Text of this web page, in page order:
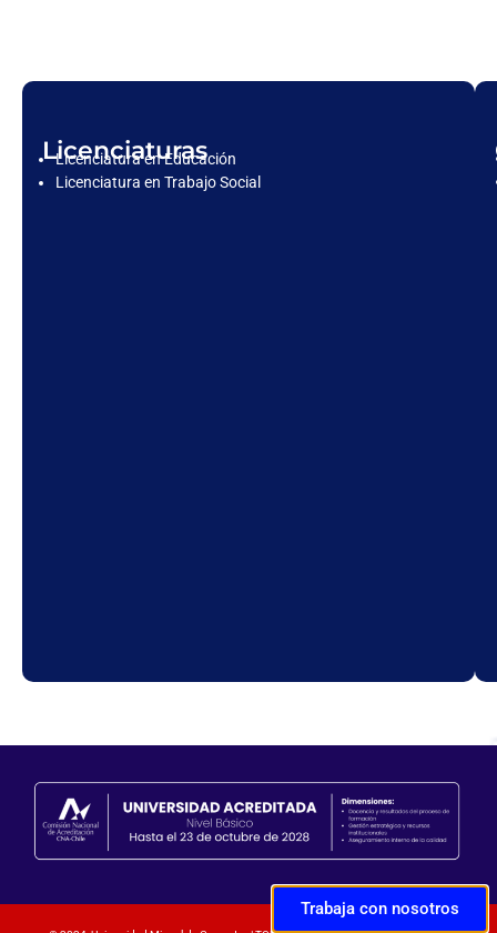
Licenciaturas
Licenciatura en Educación
Licenciatura en Trabajo Social
Trabaja con nosotros